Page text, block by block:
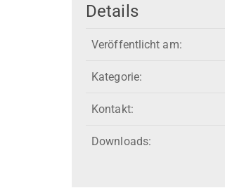
Details
Veröffentlicht am:
Kategorie:
Kontakt:
Downloads: